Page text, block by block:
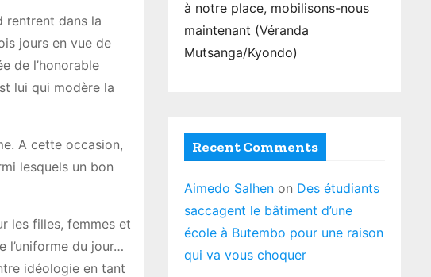
rentrent dans la
jours en vue de
de l’honorable
lui qui modère la
A cette occasion,
lesquels un bon
les filles, femmes et
l’uniforme du jour…
idéologie en tant
à notre place, mobilisons-nous
maintenant (Véranda
Mutsanga/Kyondo)
Recent Comments
Aimedo Salhen on Des étudiants
saccagent le bâtiment d’une
école à Butembo pour une raison
qui va vous choquer